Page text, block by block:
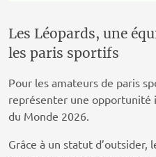
Les Léopards, une
les paris sportifs
Pour les amateurs de paris
représenter une opportunité
du Monde 2026.
Grâce à un statut